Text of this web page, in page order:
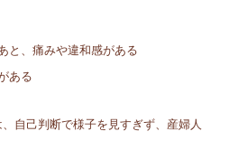
と、痛みや違和感がある
ある
自己判断で様子を見すぎず、産婦人